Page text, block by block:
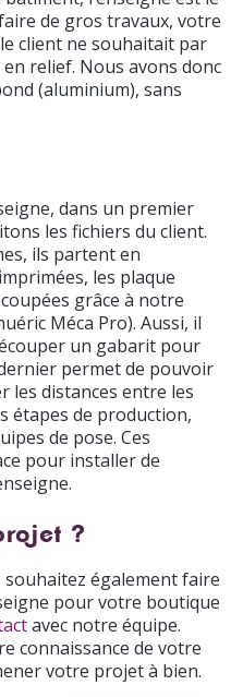
de gros travaux, votre
client ne souhaitait par
relief. Nous avons donc
(aluminium), sans
dans un premier
les fichiers du client.
ils partent en
les plaque
grâce à notre
Méca Pro). Aussi, il
un gabarit pour
permet de pouvoir
les distances entre les
étapes de production,
de pose. Ces
pour installer de
?
souhaitez également faire
pour votre boutique
avec notre équipe.
connaissance de votre
votre projet à bien.